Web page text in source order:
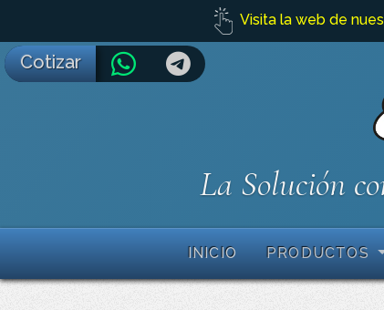
Visita la web de
La Solución
INICIO PRODUCTOS
Cotizar